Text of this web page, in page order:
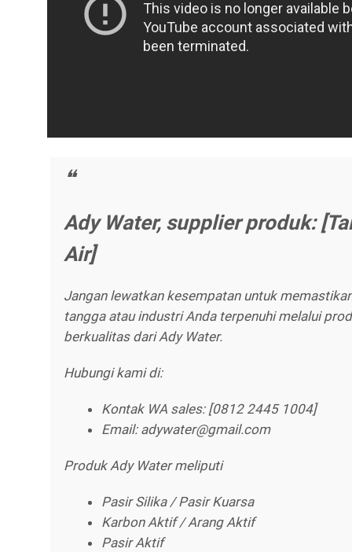
Ady Water, supplier produk:
Air]
Jangan lewatkan kesempatan untuk
tangga atau industri Anda terpenuhi melalui
berkualitas dari Ady Water.
Hubungi kami di:
Kontak WA sales: [0812 2445 1004]
Email: adywater@gmail.com
Produk Ady Water meliputi
Pasir Silika / Pasir Kuarsa
Karbon Aktif / Arang Aktif
Pasir Aktif